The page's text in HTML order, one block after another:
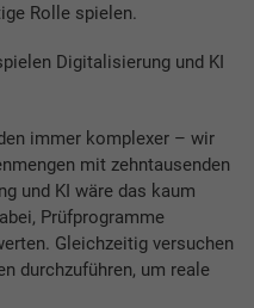
Rolle spielen.
Digitalisierung und KI
immer komplexer – wir
mit zehntausenden
und KI wäre das kaum
Prüfprogramme
Gleichzeitig versuchen
durchzuführen, um reale